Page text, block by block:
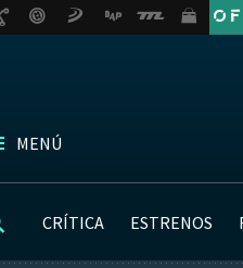
MENÚ
CRÍTICA ESTRENOS